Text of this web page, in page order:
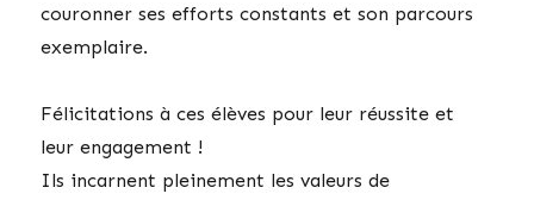
couronner ses efforts constants et son parcours
exemplaire.
Félicitations à ces élèves pour leur réussite et
leur engagement !
Ils incarnent pleinement les valeurs de